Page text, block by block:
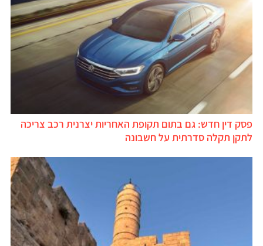
פסק דין חדש: גם בתום תקופת האחריות יצרנית רכב צריכה
לתקן תקלה סדרתית על חשבונה